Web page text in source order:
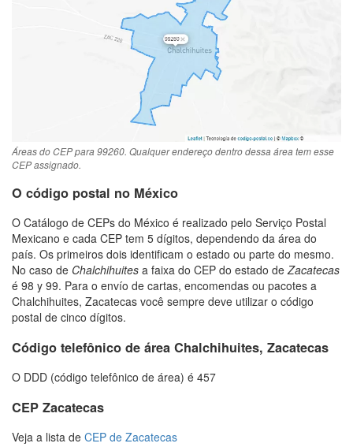
Áreas do CEP para 99260. Qualquer endereço dentro dessa área tem esse
CEP assignado.
O código postal no México
O Catálogo de CEPs do México é realizado pelo Serviço Postal
Mexicano e cada CEP tem 5 dígitos, dependendo da área do
país. Os primeiros dois identificam o estado ou parte do mesmo.
No caso de Chalchihuites a faixa do CEP do estado deZacatecas
é 98 y 99. Para o envío de cartas, encomendas ou pacotes a
Chalchihuites, Zacatecas você sempre deve utilizar o código
postal de cinco dígitos.
Código telefônico de área Chalchihuites, Zacatecas
O DDD (código telefônico de área) é 457
CEP Zacatecas
Veja a lista de CEP de Zacatecas